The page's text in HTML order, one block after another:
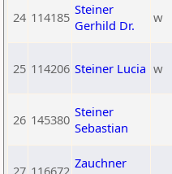
24 114185 Steiner
Gerhild Dr.
w
25 114206 Steiner Lucia w
26 145380 Steiner
Sebastian
27 116672 Zauchner